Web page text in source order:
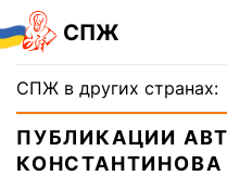
СПЖ
СПЖ в других странах:
ПУБЛИКАЦИИ
КОНСТАНТИНОВА